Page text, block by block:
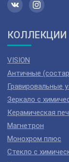
КОЛЛЕКЦИИ
VISION
Античные
Гравировальные
Зеркало с
Керамическая
Магнетрон
Монохром плюс
Стекло с